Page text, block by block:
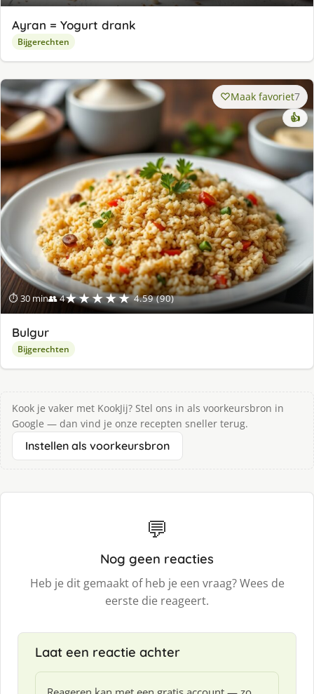
Ayran = Yogurt drank
Bijgerechten
⏱ 30 min👥 4★★★★★ 4.59 (90)
Maak favoriet7
👍
Bulgur
Bijgerechten
Kook je vaker met KookJij? Stel ons in als voorkeursbron in
Google — dan vind je onze recepten sneller terug.
Instellen als voorkeursbron
💬
Nog geen reacties
Heb je dit gemaakt of heb je een vraag? Wees de
eerste die reageert.
Laat een reactie achter